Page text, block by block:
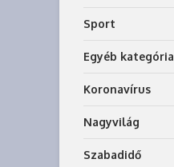
Sport
Egyéb kategória
Koronavírus
Nagyvilág
Szabadidő